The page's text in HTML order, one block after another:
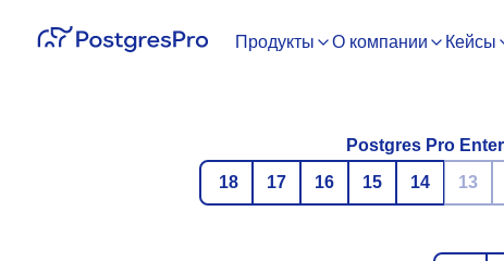
Продукты О компании Кейсы
Postgres Pro
18
17 16 15 14 13